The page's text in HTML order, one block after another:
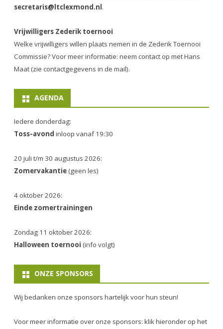
secretaris@ltclexmond.nl .
Vrijwilligers Zederik toernooi
Welke vrijwilligers willen plaats nemen in de Zederik Toernooi
Commissie? Voor meer informatie: neem contact op met Hans
Maat (zie contactgegevens in de mail).
AGENDA
Iedere donderdag:
Toss-avond inloop vanaf 19:30
20 juli t/m 30 augustus 2026:
Zomervakantie(geen les)
4 oktober 2026:
Einde zomertrainingen
Zondag 11 oktober 2026:
Halloween toernooi (info volgt)
ONZE SPONSORS
Wij bedanken onze sponsors hartelijk voor hun steun!
Voor meer informatie over onze sponsors: klik hieronder op het